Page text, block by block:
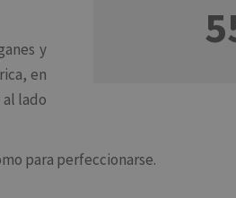
y
en
lado
para perfeccionarse.